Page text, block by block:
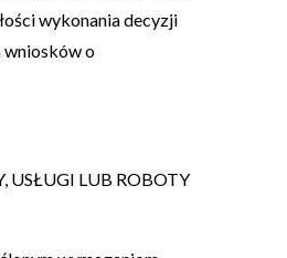
wykonania decyzji
wniosków o
USŁUGI LUB ROBOTY